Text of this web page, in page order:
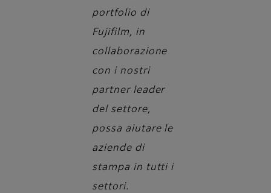
portfolio di
Fujifilm, in
collaborazione
con i nostri
partner leader
del settore,
possa aiutare le
aziende di
stampa in tutti i
settori.